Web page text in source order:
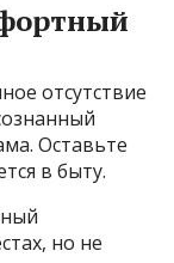
отсутствие
Оставьте
в быту.
но не